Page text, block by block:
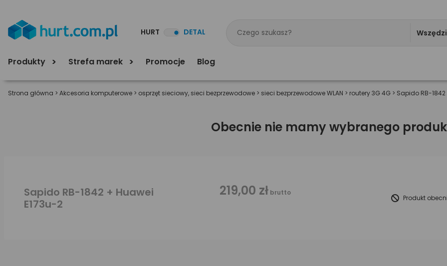
HURT DETAL
Produkty Strefa marek Promocje Blog
Strona główna > Akcesoria komputerowe > osprzęt sieciowy, sieci bezprzewodowe > sieci bezprzewodowe WLAN > routery 3G 4G > Sapido RB-1842
Obecnie nie mamy wybranego
Sapido RB-1842 + Huawei
E173u-2
219,00 zł brutto
Produkt